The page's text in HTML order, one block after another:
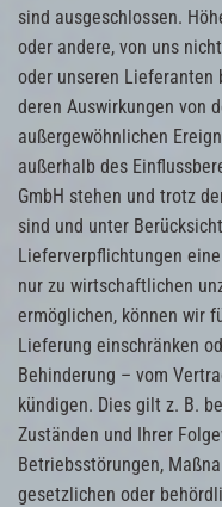
sind ausgeschlossen.
oder andere, von uns
oder unseren Lieferanten
deren Auswirkungen von
außergewöhnlichen
außerhalb des
GmbH stehen und trotz
sind und unter
Lieferverpflichtungen
nur zu wirtschaftlichen
ermöglichen, können wir
Lieferung einschränken
Behinderung – vom
kündigen. Dies gilt z. B.
Zuständen und Ihrer
Betriebsstörungen,
gesetzlichen oder